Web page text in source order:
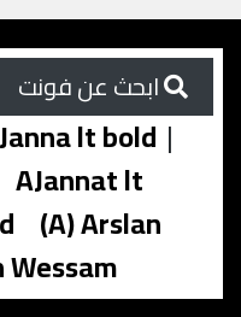
Janna lt bold |
AJannat lt
(A) Arslan